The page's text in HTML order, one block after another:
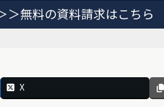
＞無料の資料請求はこちら
X